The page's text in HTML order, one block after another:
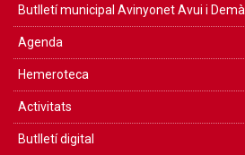
Butlletí municipal Avinyonet Avui i Demà
Agenda
Hemeroteca
Activitats
Butlletí digital